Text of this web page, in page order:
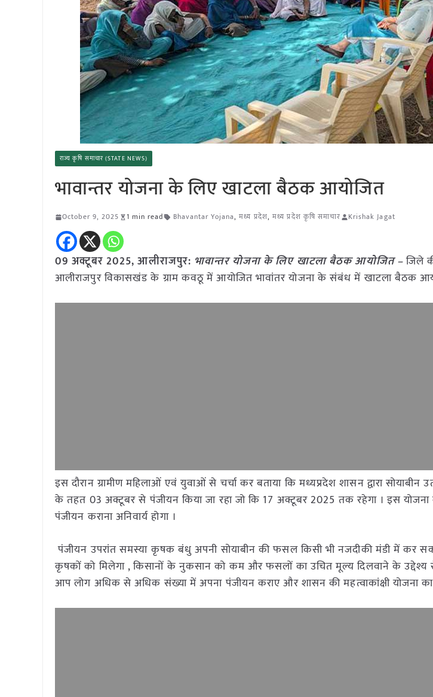
राज्य कृषि समाचार (STATE NEWS)
भावान्तर योजना के लिए खाटला बैठक आयोजित
October 9, 2025 1 min read Bhavantar Yojana,मध्य प्रदेश,मध्य प्रदेश कृषि समाचार Krishak Jagat
09 अक्टूबर 2025,आलीराजपुर: भावान्तर योजना के लिए खाटला बैठक आयोजित –जिले
आलीराजपुर विकासखंड के ग्राम कवठू में आयोजित भावांतर योजना के संबंध में खाटला बैठक
इस दौरान ग्रामीण महिलाओं एवं युवाओं से चर्चा कर बताया कि मध्यप्रदेश शासन द्वारा
के तहत 03 अक्टूबर से पंजीयन किया जा रहा जो कि 17 अक्टूबर 2025 तक रहेगा । इस
पंजीयन कराना अनिवार्य होगा ।
पंजीयन उपरांत समस्या कृषक बंधु अपनी सोयाबीन की फसल किसी भी नजदीकी मंडी में कर
कृषकों को मिलेगा , किसानों के नुकसान को कम और फसलों का उचित मूल्य दिलवाने के उद्देश्य
आप लोग अधिक से अधिक संख्या में अपना पंजीयन कराए और शासन की महत्वाकांक्षी योजना